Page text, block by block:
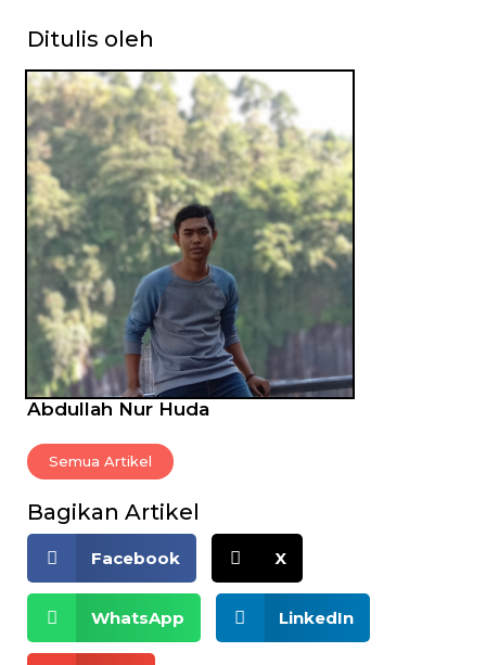
Ditulis oleh
Abdullah Nur Huda
Semua Artikel
Bagikan Artikel
Facebook X
WhatsApp LinkedIn